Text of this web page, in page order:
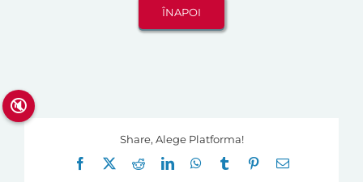
Share, Alege Platforma!
Facebook
RedditLinkedInWhatsApp
Tumblr Pinterest
E-
🔇